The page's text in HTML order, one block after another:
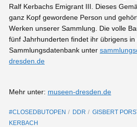
Ralf Kerbachs Emigrant III. Dieses
ganz Kopf gewordene Person und
Werken unserer Sammlung. Die volle
fünf Jahrhunderten findet ihr übrigens
Sammlungsdatenbank unter
dresden.de
Mehr unter: museen-dresden.de
#CLOSEDBUTOPEN DDR GISBERT
KERBACH